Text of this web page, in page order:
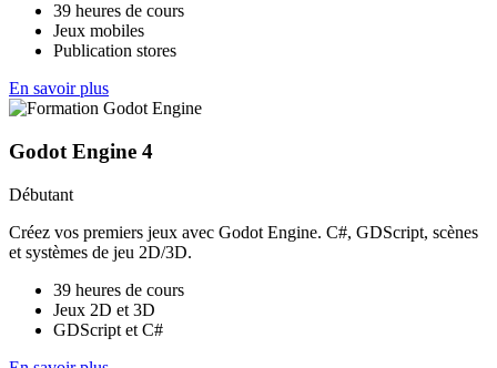
39 heures de cours
Jeux mobiles
Publication stores
En savoir plus
Godot Engine 4
Débutant
Créez vos premiers jeux avec Godot Engine. C#, GDScript, scènes
et systèmes de jeu 2D/3D.
39 heures de cours
Jeux 2D et 3D
GDScript et C#